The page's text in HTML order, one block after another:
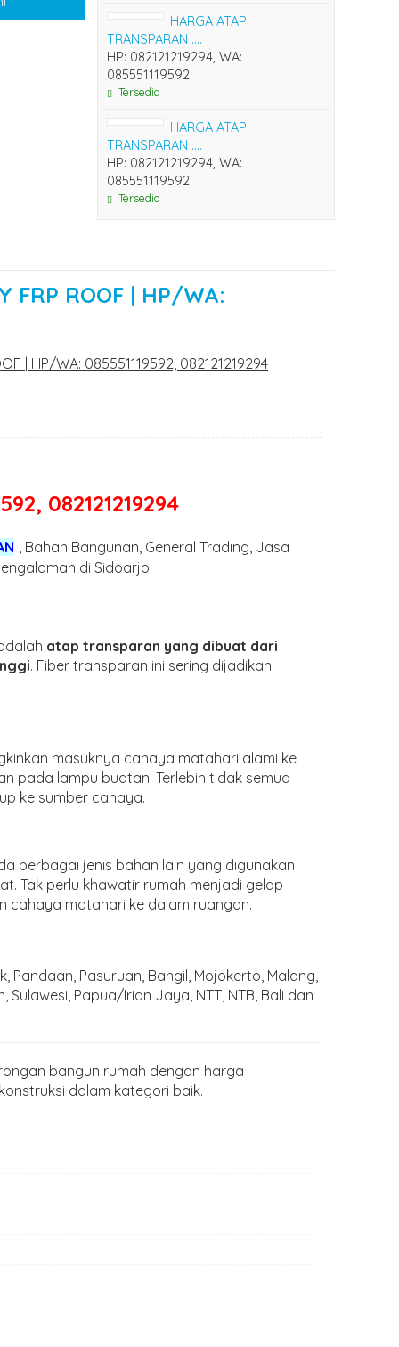
HARGA ATAP
TRANSPARAN ....
HP: 082121219294, WA:
085551119592
Tersedia
HARGA ATAP
TRANSPARAN ....
HP: 082121219294, WA:
085551119592
Tersedia
FRP ROOF | HP/WA:
| HP/WA: 085551119592, 082121219294
082121219294
, Bahan Bangunan, General Trading, Jasa
di Sidoarjo.
atap transparan yang dibuat dari
. Fiber transparan ini sering dijadikan
masuknya cahaya matahari alami ke
pada lampu buatan. Terlebih tidak semua
ke sumber cahaya.
berbagai jenis bahan lain yang digunakan
Tak perlu khawatir rumah menjadi gelap
cahaya matahari ke dalam ruangan.
Pandaan, Pasuruan, Bangil, Mojokerto, Malang,
Papua/Irian Jaya, NTT, NTB, Bali dan
bangun rumah dengan harga
dalam kategori baik.